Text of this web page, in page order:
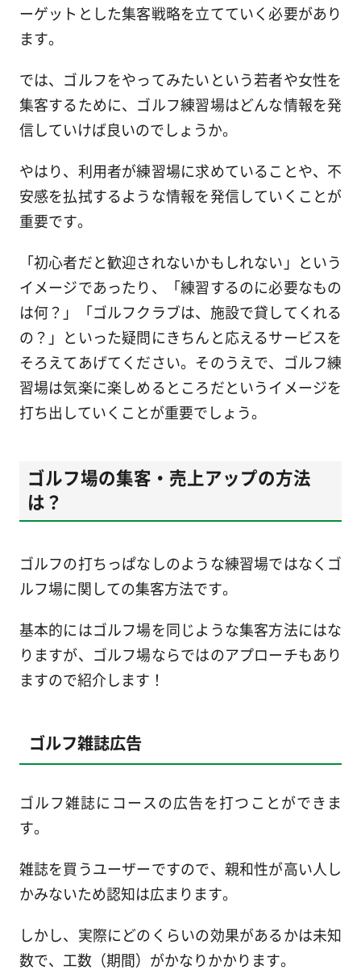
ーゲットとした集客戦略を立てていく必要があり
ます。
では、ゴルフをやってみたいという若者や女性を
集客するために、ゴルフ練習場はどんな情報を発
信していけば良いのでしょうか。
やはり、利用者が練習場に求めていることや、不
安感を払拭するような情報を発信していくことが
重要です。
「初心者だと歓迎されないかもしれない」という
イメージであったり、「練習するのに必要なもの
は何？」「ゴルフクラブは、施設で貸してくれる
の？」といった疑問にきちんと応えるサービスを
そろえてあげてください。そのうえで、ゴルフ練
習場は気楽に楽しめるところだというイメージを
打ち出していくことが重要でしょう。
ゴルフ場の集客・売上アップの方法
は？
ゴルフの打ちっぱなしのような練習場ではなくゴ
ルフ場に関しての集客方法です。
基本的にはゴルフ場を同じような集客方法にはな
りますが、ゴルフ場ならではのアプローチもあり
ますので紹介します！
ゴルフ雑誌広告
ゴルフ雑誌にコースの広告を打つことができま
す。
雑誌を買うユーザーですので、親和性が高い人し
かみないため認知は広まります。
しかし、実際にどのくらいの効果があるかは未知
数で、工数（期間）がかなりかかります。